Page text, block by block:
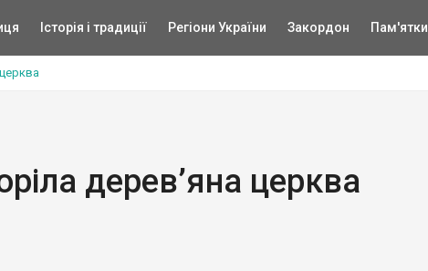
Історія і традиції Регіони України Закордон Пам'ятки
дерев’яна церква